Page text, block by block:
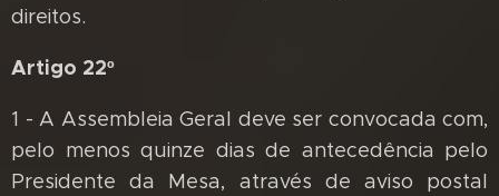
direitos.
Artigo 22º
1 - A Assembleia Geral deve ser convocada com,
pelo menos quinze dias de antecedência pelo
Presidente da Mesa, através de aviso postal